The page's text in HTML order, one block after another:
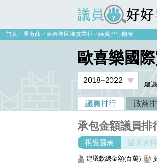
議員好好看
首頁 看廠商 歐喜樂國際實業社 議員排行圖表
歐喜樂國
建
議員排行 政黨
承包金額議員排
視覺圖表 議員資料
建議款總金額(百萬)